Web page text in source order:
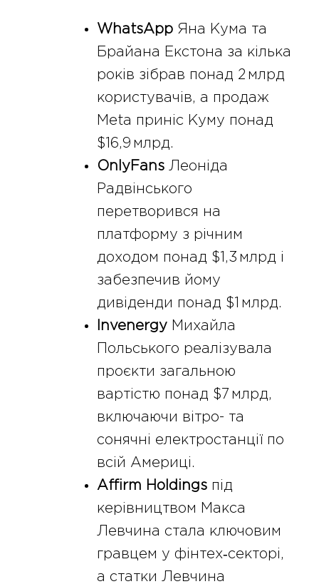
WhatsAppЯна Кума та
Брайана Екстона за кілька
років зібрав понад 2 млрд
користувачів, а продаж
Meta приніс Куму понад
$16,9 млрд.
OnlyFansЛеоніда
Радвінського
перетворився на
платформу з річним
доходом понад $1,3 млрд і
забезпечив йому
дивіденди понад $1 млрд.
InvenergyМихайла
Польського реалізувала
проєкти загальною
вартістю понад $7 млрд,
включаючи вітро- та
сонячні електростанції по
всій Америці.
Affirm Holdingsпід
керівництвом Макса
Левчина стала ключовим
гравцем у фінтех‑секторі,
а статки Левчина